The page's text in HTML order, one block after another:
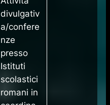
divulgativ
a/confere
nze
presso
Istituti
scolastici
romani in